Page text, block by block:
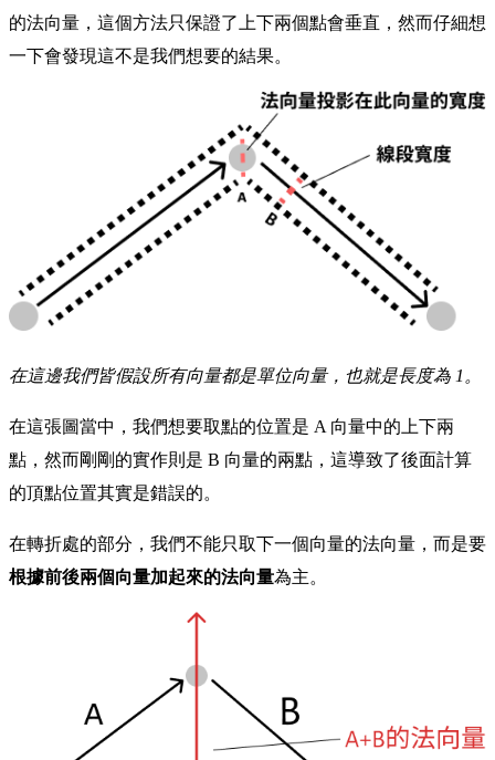
的法向量，這個方法只保證了上下兩個點會垂直，然而仔細想
一下會發現這不是我們想要的結果。
在這邊我們皆假設所有向量都是單位向量，也就是長度為 1。
在這張圖當中，我們想要取點的位置是 A 向量中的上下兩
點，然而剛剛的實作則是 B 向量的兩點，這導致了後面計算
的頂點位置其實是錯誤的。
在轉折處的部分，我們不能只取下一個向量的法向量，而是要
根據前後兩個向量加起來的法向量為主。